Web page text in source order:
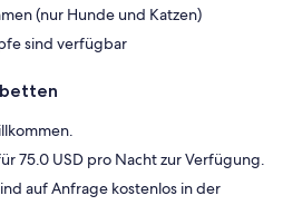
(nur Hunde und Katzen)
sind verfügbar
75.0 USD pro Nacht zur Verfügung.
auf Anfrage kostenlos in der